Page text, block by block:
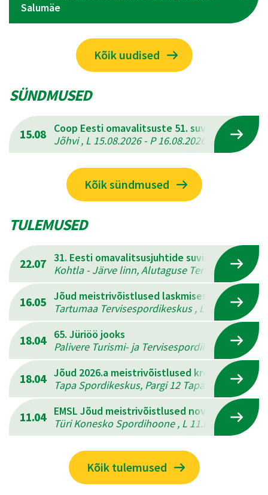
juunil Tallinnas
Kõik uudised
SÜNDMUSED
15.08
Coop Eesti omavalitsuste 51. suvemängud
Jõhvi , L 15.08.2026 - P 16.08.2026
Kõik sündmused
TULEMUSED
22.07 31. Eesti omavalitsusjuhtide suvine
Kohtla - Järve linn, Alutaguse
16.05 Jõud meistrivõistlused laskmises
Tartumaa Tervisespordikeskus , L 16.05.2026 -
18.04
65. Jüriöö jooks
Palivere Turismi- ja Tervisespordikeskus , L
18.04 Jõud 2026.a meistrivõistlused kreeka-rooma
Tapa Spordikeskus, Pargi 12 Tapal , L
11.04
EMSL Jõud meistrivõistlused novuses
Türi Konesko Spordihoone , L 11.04.2026 - P
Kõik tulemused